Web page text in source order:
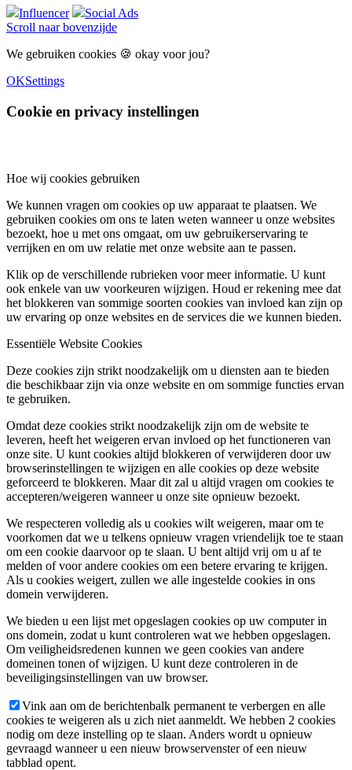
Influencer
Social Ads
Scroll naar bovenzijde
We gebruiken cookies 🍪 okay voor jou?
OKSettings
Cookie en privacy instellingen
Hoe wij cookies gebruiken
We kunnen vragen om cookies op uw apparaat te plaatsen. We
gebruiken cookies om ons te laten weten wanneer u onze websites
bezoekt, hoe u met ons omgaat, om uw gebruikerservaring te
verrijken en om uw relatie met onze website aan te passen.
Klik op de verschillende rubrieken voor meer informatie. U kunt
ook enkele van uw voorkeuren wijzigen. Houd er rekening mee dat
het blokkeren van sommige soorten cookies van invloed kan zijn op
uw ervaring op onze websites en de services die we kunnen bieden.
Essentiële Website Cookies
Deze cookies zijn strikt noodzakelijk om u diensten aan te bieden
die beschikbaar zijn via onze website en om sommige functies ervan
te gebruiken.
Omdat deze cookies strikt noodzakelijk zijn om de website te
leveren, heeft het weigeren ervan invloed op het functioneren van
onze site. U kunt cookies altijd blokkeren of verwijderen door uw
browserinstellingen te wijzigen en alle cookies op deze website
geforceerd te blokkeren. Maar dit zal u altijd vragen om cookies te
accepteren/weigeren wanneer u onze site opnieuw bezoekt.
We respecteren volledig als u cookies wilt weigeren, maar om te
voorkomen dat we u telkens opnieuw vragen vriendelijk toe te staan
om een cookie daarvoor op te slaan. U bent altijd vrij om u af te
melden of voor andere cookies om een betere ervaring te krijgen.
Als u cookies weigert, zullen we alle ingestelde cookies in ons
domein verwijderen.
We bieden u een lijst met opgeslagen cookies op uw computer in
ons domein, zodat u kunt controleren wat we hebben opgeslagen.
Om veiligheidsredenen kunnen we geen cookies van andere
domeinen tonen of wijzigen. U kunt deze controleren in de
beveiligingsinstellingen van uw browser.
Vink aan om de berichtenbalk permanent te verbergen en alle
cookies te weigeren als u zich niet aanmeldt. We hebben 2 cookies
nodig om deze instelling op te slaan. Anders wordt u opnieuw
gevraagd wanneer u een nieuw browservenster of een nieuw
tabblad opent.